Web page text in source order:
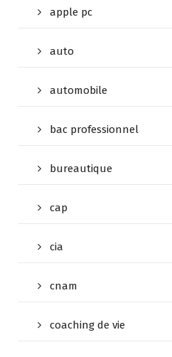
apple pc
auto
automobile
bac professionnel
bureautique
cap
cia
cnam
coaching de vie